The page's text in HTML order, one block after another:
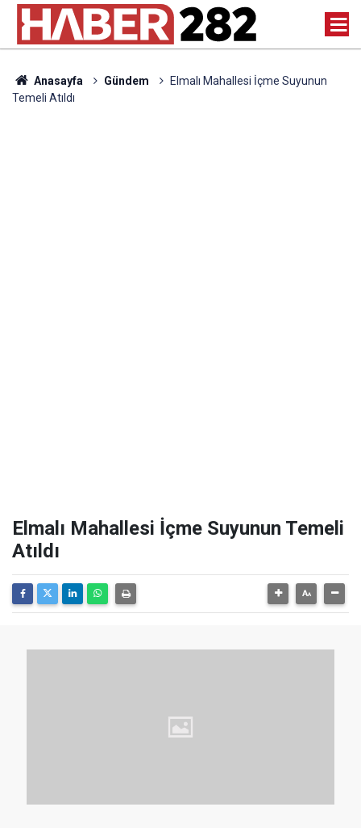
Anasayfa Gündem
Elmalı Mahallesi İçme Suyunun
Temeli Atıldı
Elmalı Mahallesi İçme Suyunun Temeli
Atıldı